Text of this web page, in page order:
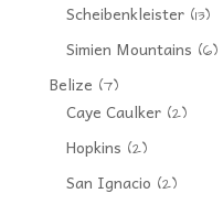
Scheibenkleister(13)
Simien Mountains (6)
Belize (7)
Caye Caulker(2)
Hopkins (2)
San Ignacio (2)